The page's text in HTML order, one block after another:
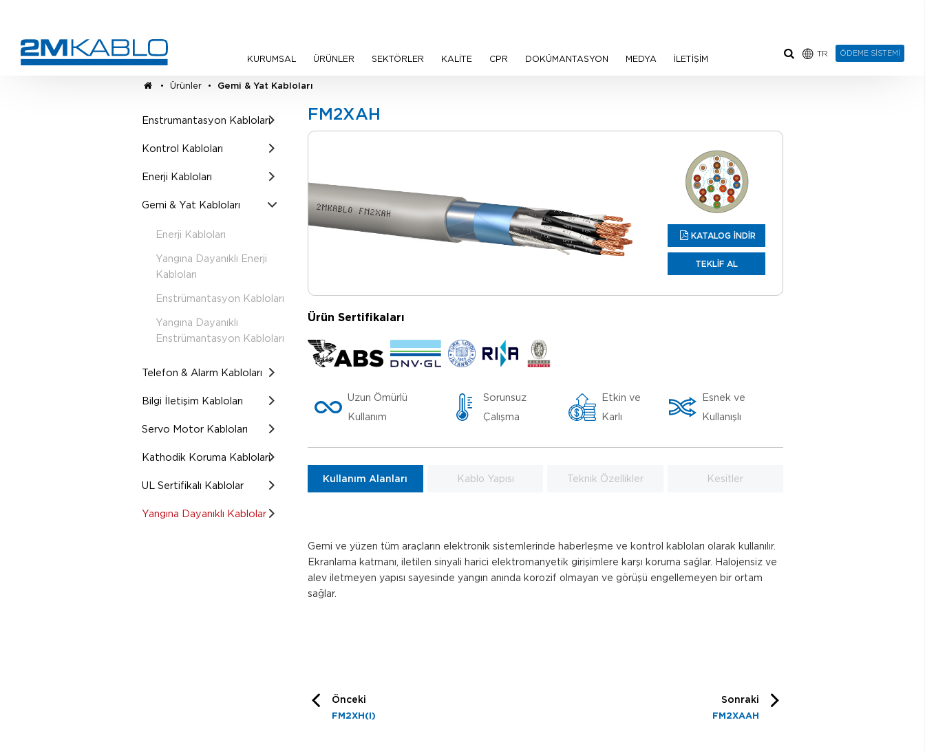
KURUMSAL ÜRÜNLER SEKTÖRLER KALİTE CPR DOKÜMANTASYON MEDYA İLETİŞİM
TR ÖDEME SİSTEMİ
• Ürünler • Gemi & Yat Kabloları
Enstrumantasyon Kabloları
Kontrol Kabloları
Enerji Kabloları
Gemi & Yat Kabloları
Enerji Kabloları
Yangına Dayanıklı Enerji
Kabloları
Enstrümantasyon Kabloları
Yangına Dayanıklı
Enstrümantasyon Kabloları
Telefon & Alarm Kabloları
Bilgi İletişim Kabloları
Servo Motor Kabloları
Kathodik Koruma Kabloları
UL Sertifikalı Kablolar
Yangına Dayanıklı Kablolar
FM2XAH
KATALOG İNDİR
TEKLİF AL
Ürün Sertifikaları
Uzun Ömürlü
Kullanım
Sorunsuz
Çalışma
Etkin ve
Karlı
Esnek ve
Kullanışlı
Kullanım Alanları Kablo Yapısı Teknik Özellikler Kesitler
Gemi ve yüzen tüm araçların elektronik sistemlerinde haberleşme ve kontrol kabloları olarak kullanılır.
Ekranlama katmanı, iletilen sinyali harici elektromanyetik girişimlere karşı koruma sağlar. Halojensiz ve
alev iletmeyen yapısı sayesinde yangın anında korozif olmayan ve görüşü engellemeyen bir ortam
sağlar.
Önceki
FM2XH(I)
Sonraki
FM2XAAH